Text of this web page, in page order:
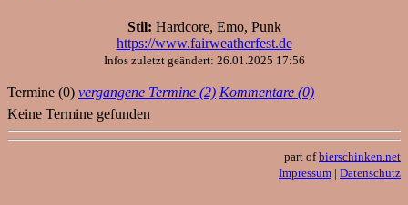
Stil: Hardcore, Emo, Punk
https://www.fairweatherfest.de
Infos zuletzt geändert: 26.01.2025 17:56
Termine (0) vergangene Termine (2) Kommentare (0)
Keine Termine gefunden
part ofbierschinken.net
Impressum | Datenschutz